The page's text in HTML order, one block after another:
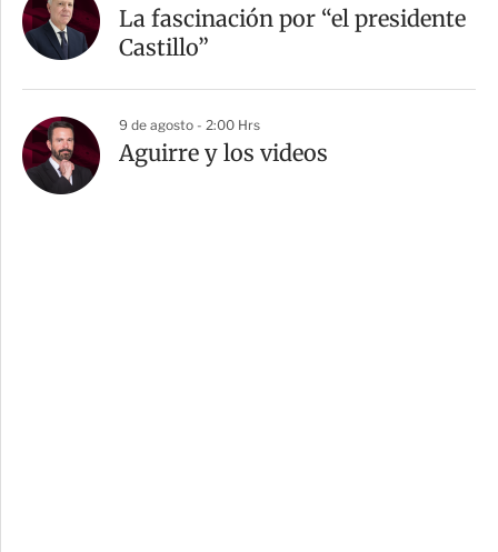
La fascinación por “el presidente
Castillo”
9 de agosto - 2:00 Hrs
Aguirre y los videos